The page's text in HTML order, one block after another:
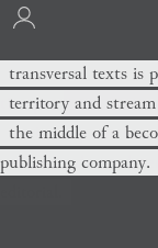
transversal texts is
territory and
the middle of a
publishing company.